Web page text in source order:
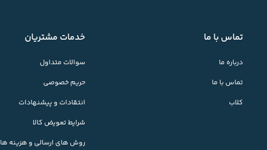
تماس با ما
درباره ما
تماس با ما
کلاب
خدمات مشتریان
سوالات متداول
حریم خصوصی
انتقادات و پیشنهادات
شرایط تعویض کالا
روش های ارسالی و هزینه ها